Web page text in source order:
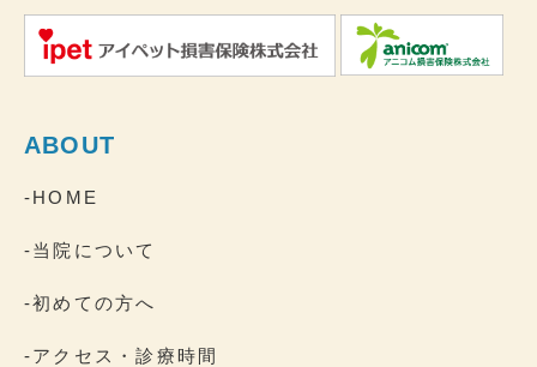
ABOUT
-HOME
-当院について
-初めての方へ
-アクセス・診療時間